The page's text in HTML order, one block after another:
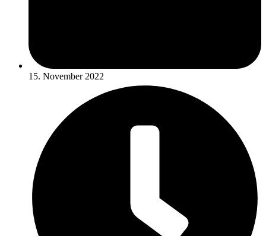
15. November 2022